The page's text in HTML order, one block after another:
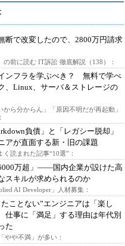
断で改変したので、2800万円請求
の前に読む IT訴訟 徹底解説（138）：
ンフラを学ぶべき？ 無料で学べ
、Linux、サーバ＆ストレージの
から分からん」「原因不明だが再起動」
負債」と「レガシー脱却」
アが直面する新・旧の課題
読まれた記事“10選”：
万超」――国内企業が設けた高
キルが求められるのか
AI Developer」人材募集：
ことない”エンジニアは「楽し
事に「満足」する理由は年代別
た
やや不満」が多い：